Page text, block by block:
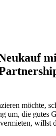
möchte,
um, die gutes
willst